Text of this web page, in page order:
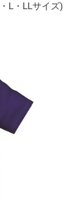
L・LLサイズ)